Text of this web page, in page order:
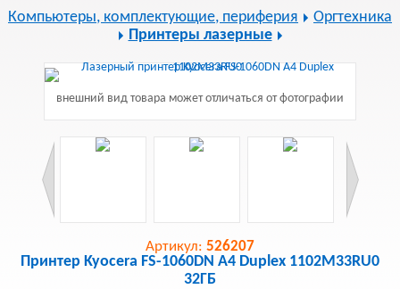
Компьютеры, комплектующие, периферия
Оргтехника
Принтеры лазерные
внешний вид товара может отличаться от фотографии
Артикул: 526207
Принтер Kyocera FS-1060DN A4 Duplex 1102M33RU0
32ГБ